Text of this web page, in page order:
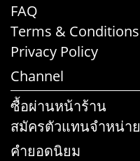
FAQ
Terms & Conditions
Privacy Policy
Channel
ซื้อผ่านหน้าร้าน
สมัครตัวแทนจำหน่าย
คำยอดนิยม